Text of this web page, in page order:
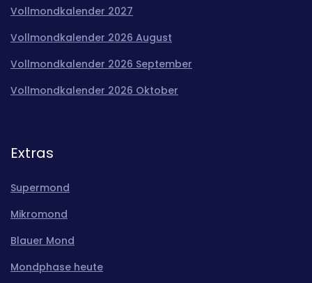
Vollmondkalender 2027
Vollmondkalender 2026 August
Vollmondkalender 2026 September
Vollmondkalender 2026 Oktober
Extras
Supermond
Mikromond
Blauer Mond
Mondphase heute